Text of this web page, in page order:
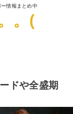
情報まとめ中
。(
ドや全盛期